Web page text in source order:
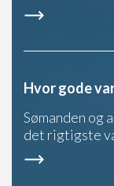
Hvor gode
Sømanden og
det rigtigste